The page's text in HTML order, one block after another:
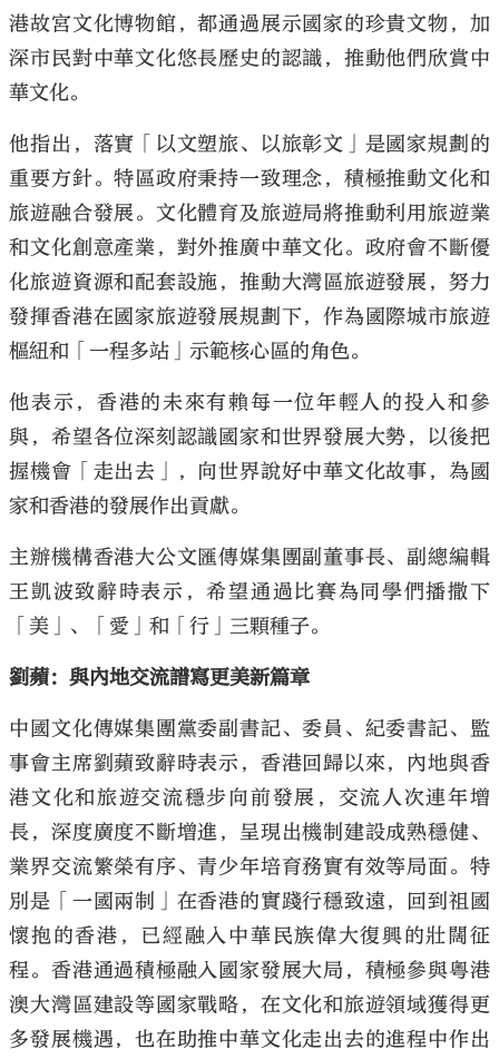
港故宮文化博物館，都通過展示國家的珍貴文物，加
深市民對中華文化悠長歷史的認識，推動他們欣賞中
華文化。
他指出，落實「以文塑旅、以旅彰文」是國家規劃的
重要方針。特區政府秉持一致理念，積極推動文化和
旅遊融合發展。文化體育及旅遊局將推動利用旅遊業
和文化創意產業，對外推廣中華文化。政府會不斷優
化旅遊資源和配套設施，推動大灣區旅遊發展，努力
發揮香港在國家旅遊發展規劃下，作為國際城市旅遊
樞紐和「一程多站」示範核心區的角色。
他表示，香港的未來有賴每一位年輕人的投入和參
與，希望各位深刻認識國家和世界發展大勢，以後把
握機會「走出去」，向世界說好中華文化故事，為國
家和香港的發展作出貢獻。
主辦機構香港大公文匯傳媒集團副董事長、副總編輯
王凱波致辭時表示，希望通過比賽為同學們播撒下
「美」、「愛」和「行」三顆種子。
劉蘋：與內地交流譜寫更美新篇章
中國文化傳媒集團黨委副書記、委員、紀委書記、監
事會主席劉蘋致辭時表示，香港回歸以來，內地與香
港文化和旅遊交流穩步向前發展，交流人次連年增
長，深度廣度不斷增進，呈現出機制建設成熟穩健、
業界交流繁榮有序、青少年培育務實有效等局面。特
別是「一國兩制」在香港的實踐行穩致遠，回到祖國
懷抱的香港，已經融入中華民族偉大復興的壯闊征
程。香港通過積極融入國家發展大局，積極參與粵港
澳大灣區建設等國家戰略，在文化和旅遊領域獲得更
多發展機遇，也在助推中華文化走出去的進程中作出